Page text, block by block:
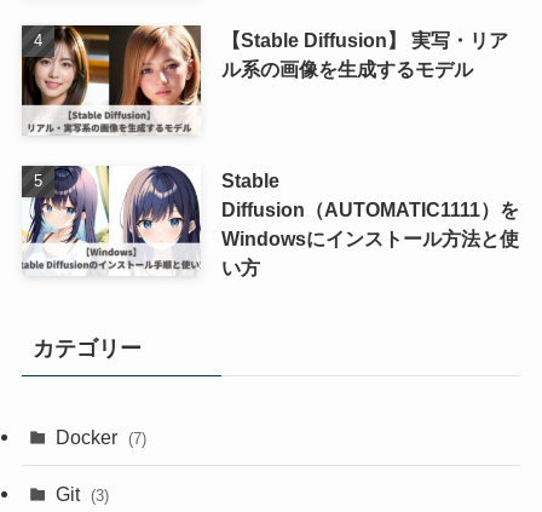
【Stable Diffusion】 実写・リア
ル系の画像を生成するモデル
Stable
Diffusion（AUTOMATIC1111）を
Windowsにインストール方法と使
い方
カテゴリー
Docker (7)
Git (3)